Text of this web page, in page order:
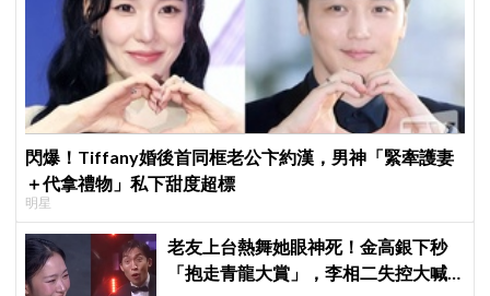
閃爆！Tiffany婚後首同框老公卞約漢，男神「緊牽護妻
＋代拿禮物」私下甜度超標
明星
老友上台熱舞她眼神死！金高銀下秒
「抱走青龍大賞」，李相二失控大喊